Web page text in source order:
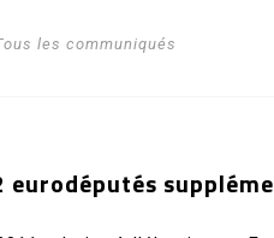
les communiqués
eurodéputés